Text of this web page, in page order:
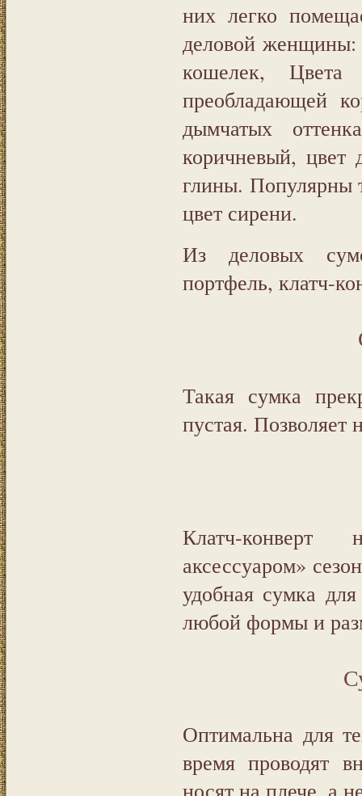
них легко
деловой женщины:
кошелек,
преобладающей
дымчатых
коричневый, цвет
глины. Популярны
цвет сирени.
Из деловых
портфель, клатч-
Такая сумка
пустая.
Клатч-конверт
аксессуаром»
удобная сумка
любой формы и
Оптимальна для
время проводят
носят на плече, а